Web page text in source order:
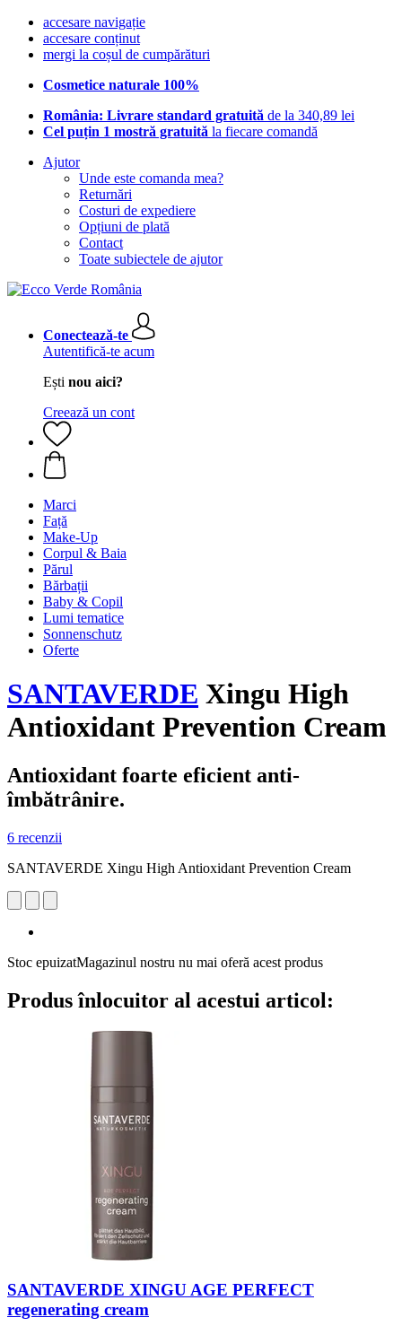
accesare navigație
accesare conținut
mergi la coșul de cumpărături
Cosmetice naturale 100%
România: Livrare standard gratuită de la 340,89 lei
Cel puțin 1 mostră gratuită la fiecare comandă
Ajutor
Unde este comanda mea?
Returnări
Costuri de expediere
Opțiuni de plată
Contact
Toate subiectele de ajutor
Conectează-te
Autentifică-te acum
Ești nou aici?
Creează un cont
Marci
Față
Make-Up
Corpul & Baia
Părul
Bărbații
Baby & Copil
Lumi tematice
Sonnenschutz
Oferte
SANTAVERDE Xingu High
Antioxidant Prevention Cream
Antioxidant foarte eficient anti-
îmbătrânire.
6 recenzii
SANTAVERDE Xingu High Antioxidant Prevention Cream
Stoc epuizatMagazinul nostru nu mai oferă acest produs
Produs înlocuitor al acestui articol:
SANTAVERDE XINGU AGE PERFECT
regenerating cream